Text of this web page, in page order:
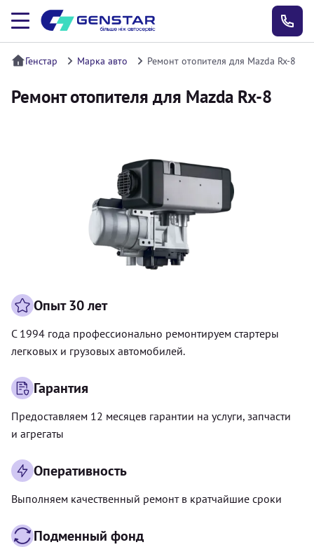
Генстар Марка авто Ремонт отопителя для Mazda Rx-8
Ремонт отопителя для Mazda Rx-8
Опыт 30 лет
С 1994 года профессионально ремонтируем стартеры
легковых и грузовых автомобилей.
Гарантия
Предоставляем 12 месяцев гарантии на услуги, запчасти
и агрегаты
Оперативность
Выполняем качественный ремонт в кратчайшие сроки
Подменный фонд